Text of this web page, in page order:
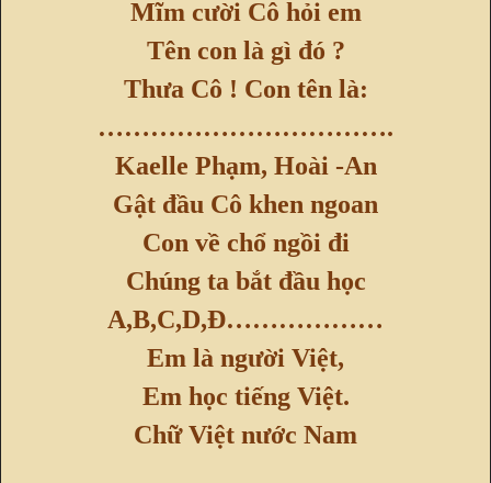
Mĩm cười Cô hỏi em
Tên con là gì đó ?
Thưa Cô ! Con tên là:
…………………………….
Kaelle Phạm, Hoài -An
Gật đầu Cô khen ngoan
Con về chổ ngồi đi
Chúng ta bắt đầu học
A,B,C,D,Đ………………
Em là người Việt,
Em học tiếng Việt.
Chữ Việt nước Nam